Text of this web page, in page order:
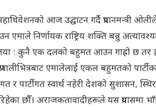
आज उद्घाटन गर्दै प्रधानमन्त्री
एमाले निर्णायक राष्ट्रिय शक्ति बन्नु
: कुनै एक दलको बहुमत आउन गाह्रो छ तर
एमालेलाई एकल बहुमतको
र पार्टीगत स्वार्थ नहेरी देशको सुशासन,
छौँ। अराजकतावादीहरूले यस प्रयासमा